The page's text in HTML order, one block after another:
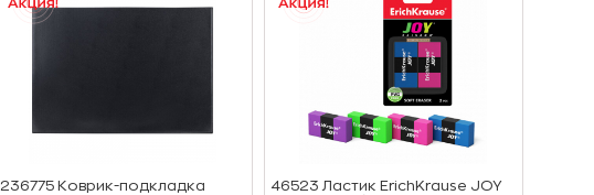
236775 Коврик-подкладка
46523 Ластик ErichKrause JOY